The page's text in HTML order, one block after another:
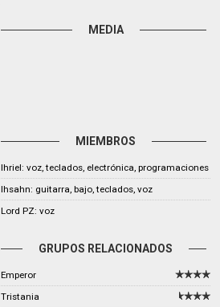
MEDIA
MIEMBROS
Ihriel: voz, teclados, electrónica, programaciones
Ihsahn: guitarra, bajo, teclados, voz
Lord PZ: voz
GRUPOS RELACIONADOS
Emperor
Tristania